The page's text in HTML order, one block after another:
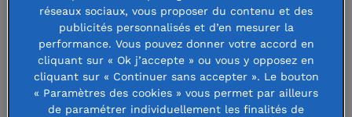
La Fondation de France Sud-Ouest couvre 15
départements des régions Nouvelle-Aquitaine et
Occitanie. Grâce à une connaissance fine des réalités
locales et à un réseau solide, elle accompagne celles
réseaux sociaux, vous proposer du contenu et des
publicités personnalisés et d’en mesurer la
performance. Vous pouvez donner votre accord en
cliquant sur « Ok j’accepte » ou vous y opposez en
cliquant sur « Continuer sans accepter ». Le bouton
« Paramètres des cookies » vous permet par ailleurs
de paramétrer individuellement les finalités de